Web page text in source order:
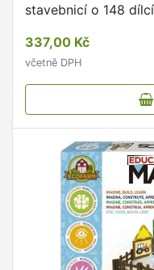
stavebnicí o 148
337,00 Kč
včetně DPH